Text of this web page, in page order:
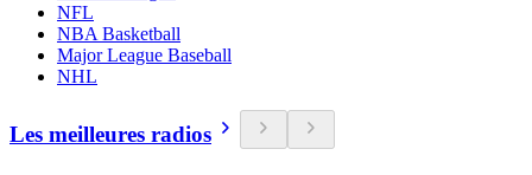
NFL
NBA Basketball
Major League Baseball
NHL
Les meilleures radios